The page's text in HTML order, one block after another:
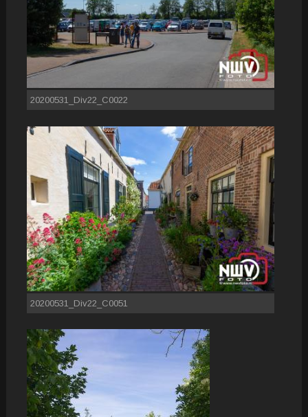
20200531_Div22_C0022
20200531_Div22_C0051